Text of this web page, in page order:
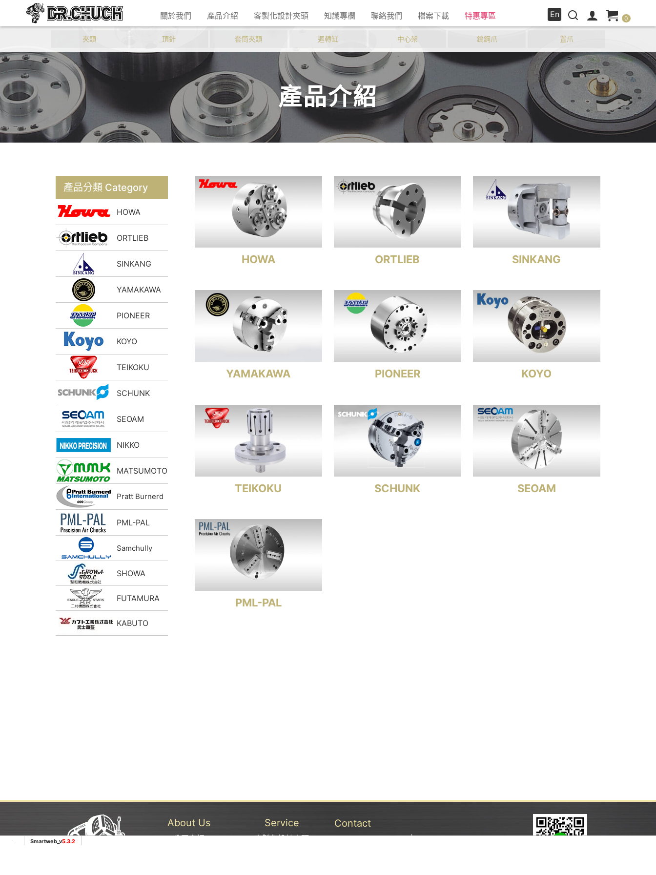
關於我們 產品介紹 客製化設計夾頭 知識專欄 聯絡我們 檔案下載 特惠專區 En 0
夾頭 頂針 套筒夾頭 迴轉缸 中心架 鎢鋼爪 置爪
產品介紹
產品分類 Category
HOWA
ORTLIEB
SINKANG
YAMAKAWA
PIONEER
KOYO
TEIKOKU
SCHUNK
SEOAM
NIKKO
MATSUMOTO
Pratt Burnerd
PML-PAL
Samchully
SHOWA
FUTAMURA
KABUTO
HOWA ORTLIEB SINKANG
YAMAKAWA PIONEER KOYO
TEIKOKU SCHUNK SEOAM
PML-PAL
About Us
公司介紹
Service
客製化設計夾頭
Contact
TEL：04-26982698 | FAX：04-26982688
Smartweb_v5.3.2